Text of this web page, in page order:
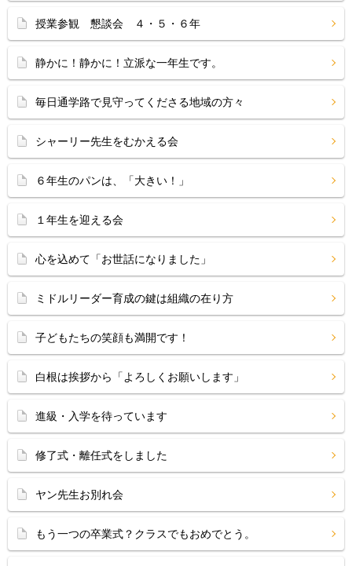
授業参観 懇談会 ４・５・６年
静かに！静かに！立派な一年生です。
毎日通学路で見守ってくださる地域の方々
シャーリー先生をむかえる会
６年生のパンは、「大きい！」
１年生を迎える会
心を込めて「お世話になりました」
ミドルリーダー育成の鍵は組織の在り方
子どもたちの笑顔も満開です！
白根は挨拶から「よろしくお願いします」
進級・入学を待っています
修了式・離任式をしました
ヤン先生お別れ会
もう一つの卒業式？クラスでもおめでとう。